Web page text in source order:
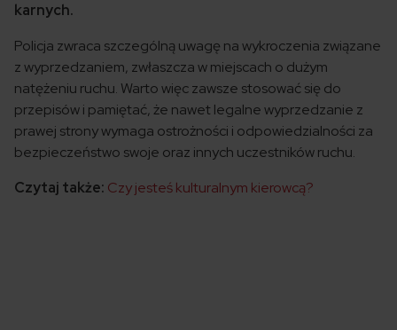
karnych.
Policja zwraca szczególną uwagę na wykroczenia związane
z wyprzedzaniem, zwłaszcza w miejscach o dużym
natężeniu ruchu. Warto więc zawsze stosować się do
przepisów i pamiętać, że nawet legalne wyprzedzanie z
prawej strony wymaga ostrożności i odpowiedzialności za
bezpieczeństwo swoje oraz innych uczestników ruchu.
Czytaj także: Czy jesteś kulturalnym kierowcą?